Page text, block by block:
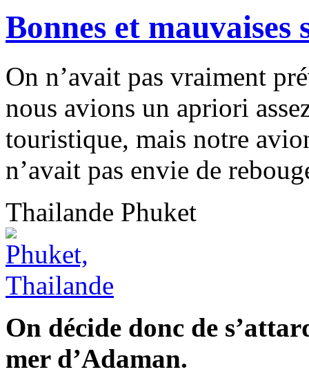
Bonnes et
On n’avait pas vraiment
nous avions un apriori
touristique, mais notre
n’avait pas envie de
Thailande Phuket
On décide donc de
mer d’Adaman.